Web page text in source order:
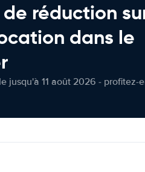
réduction
dans le
jusqu'à 11 août 2026 - profitez-